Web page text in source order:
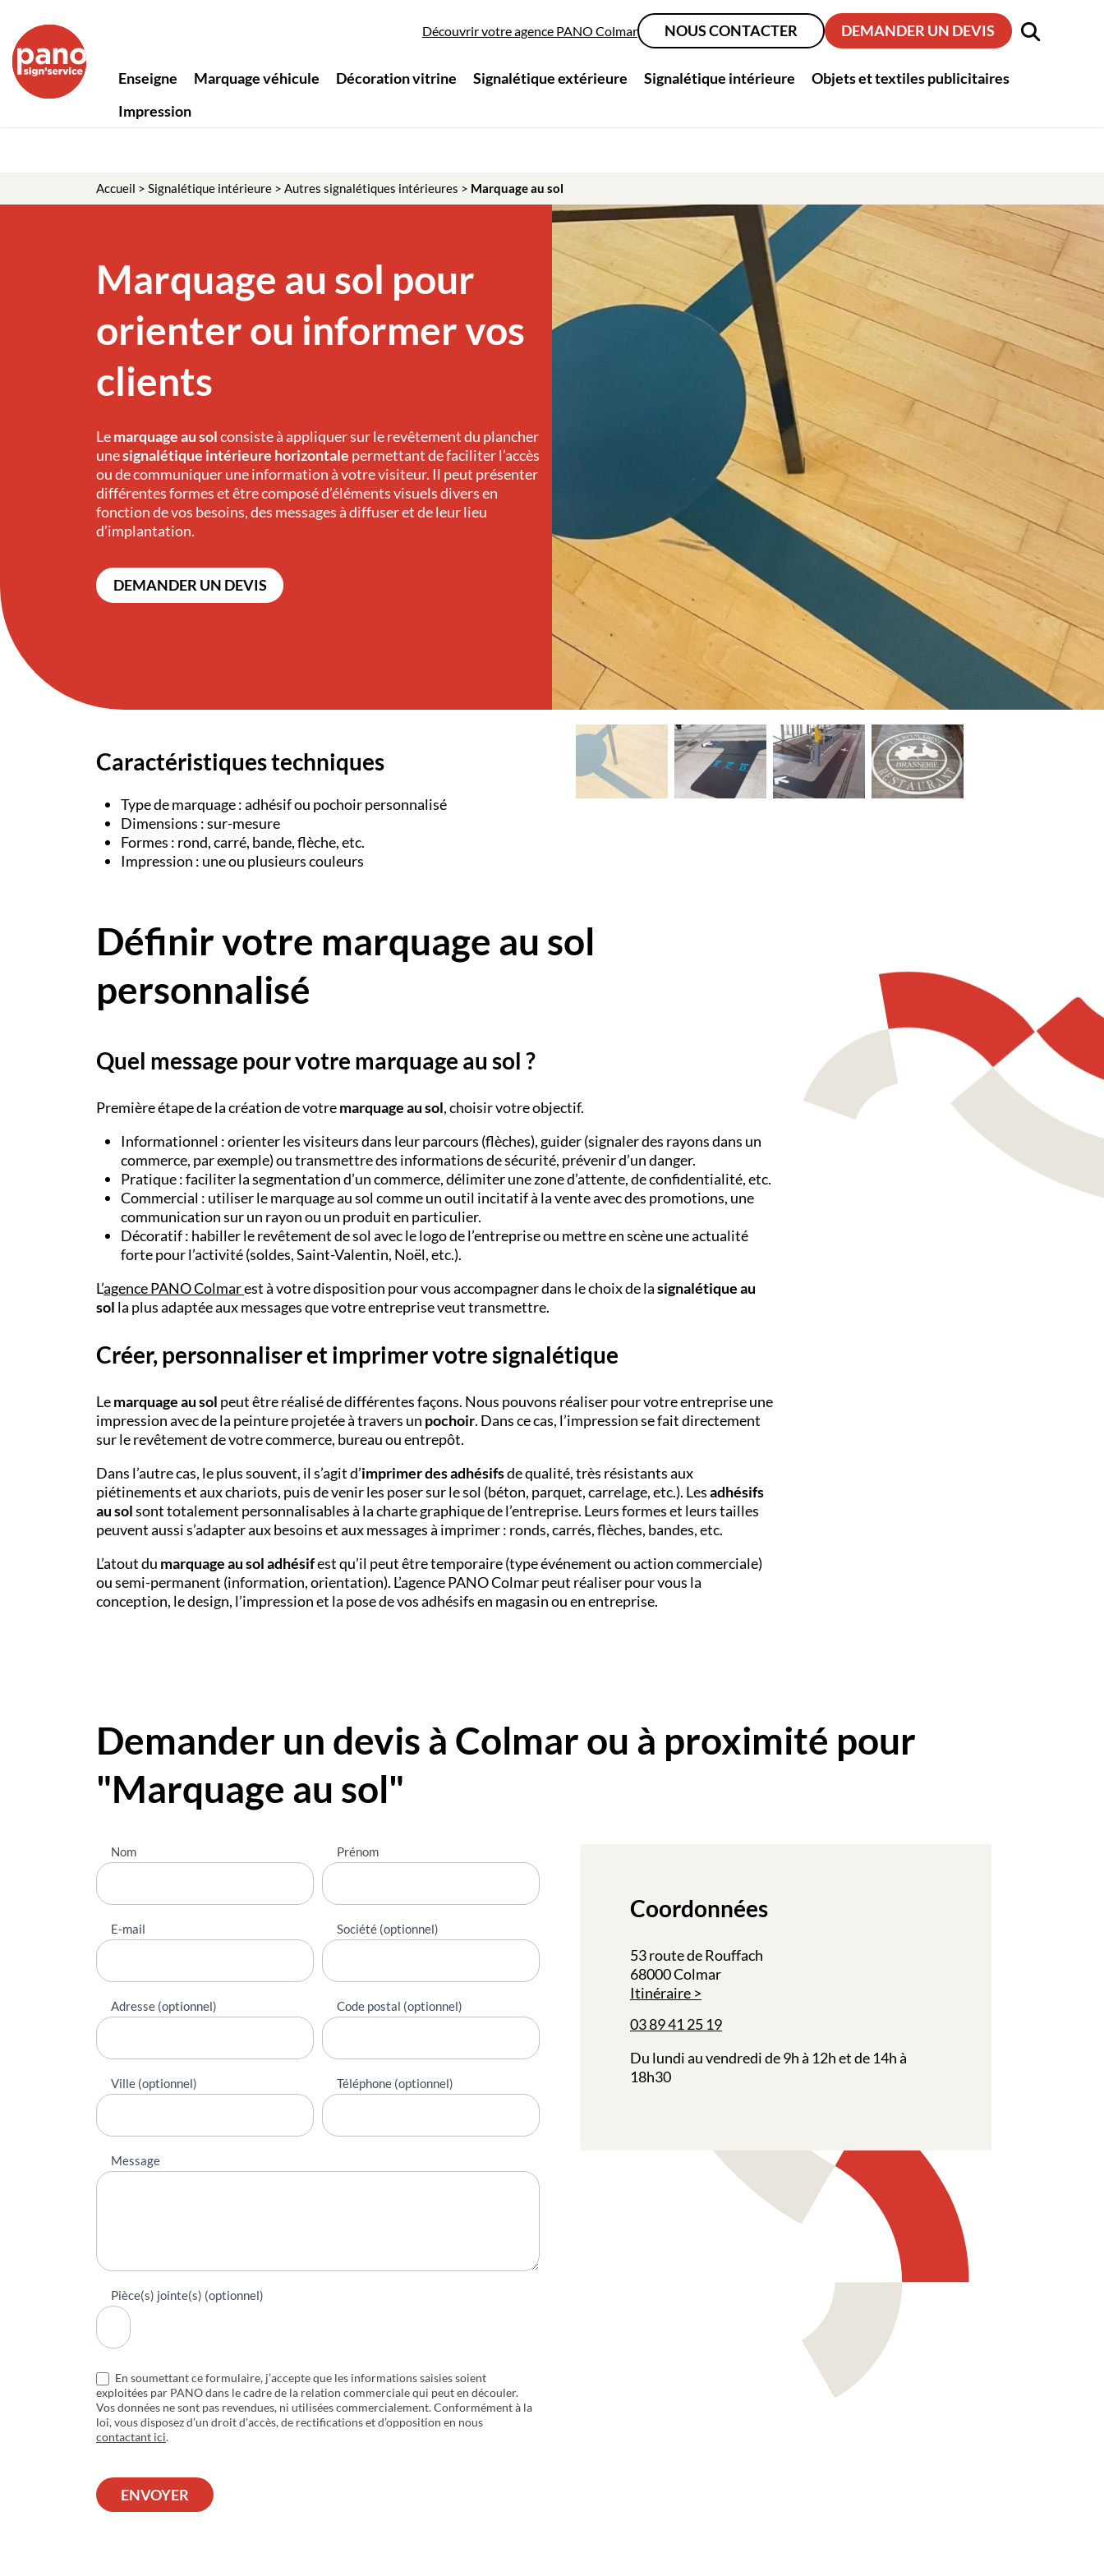
Enseigne Marquage véhicule Décoration vitrine Signalétique extérieure Signalétique intérieure
Objets et textiles publicitaires
Impression
Découvrir votre agence PANO Colmar NOUS CONTACTER DEMANDER UN DEVIS
Accueil > Signalétique intérieure > Autres signalétiques intérieures > Marquage au sol
Marquage au sol pour
orienter ou informer vos
clients
Lemarquage au solconsiste à appliquer sur le revêtement du plancher
unesignalétique intérieure horizontale permettant de faciliter l’accès
ou de communiquer une information à votre visiteur. Il peut présenter
différentes formes et être composé d’éléments visuels divers en
fonction de vos besoins, des messages à diffuser et de leur lieu
d’implantation.
DEMANDER UN DEVIS
Caractéristiques techniques
Type de marquage : adhésif ou pochoir personnalisé
Dimensions : sur-mesure
Formes : rond, carré, bande, flèche, etc.
Impression : une ou plusieurs couleurs
Définir votre marquage au sol
personnalisé
Quel message pour votre marquage au sol ?
Première étape de la création de votremarquage au sol, choisir votre objectif.
Informationnel : orienter les visiteurs dans leur parcours (flèches), guider (signaler des rayons dans un
commerce, par exemple) ou transmettre des informations de sécurité, prévenir d’un danger.
Pratique : faciliter la segmentation d’un commerce, délimiter une zone d’attente, de confidentialité, etc.
Commercial : utiliser le marquage au sol comme un outil incitatif à la vente avec des promotions, une
communication sur un rayon ou un produit en particulier.
Décoratif : habiller le revêtement de sol avec le logo de l’entreprise ou mettre en scène une actualité
forte pour l’activité (soldes, Saint-Valentin, Noël, etc.).
L’agence PANOColmarest à votre disposition pour vous accompagner dans le choix de lasignalétique au
sol la plus adaptée aux messages que votre entreprise veut transmettre.
Créer, personnaliser et imprimer votre signalétique
Lemarquage au sol peut être réalisé de différentes façons. Nous pouvons réaliser pour votre entreprise une
impression avec de la peinture projetée à travers un pochoir. Dans ce cas, l’impression se fait directement
sur le revêtement de votre commerce, bureau ou entrepôt.
Dans l’autre cas, le plus souvent, il s’agit d’imprimer des adhésifsde qualité, très résistants aux
piétinements et aux chariots, puis de venir les poser sur le sol (béton, parquet, carrelage, etc.). Lesadhésifs
au solsont totalement personnalisables à la charte graphique de l’entreprise. Leurs formes et leurs tailles
peuvent aussi s’adapter aux besoins et aux messages à imprimer : ronds, carrés, flèches, bandes, etc.
L’atout du marquage au sol adhésifest qu’il peut être temporaire (type événement ou action commerciale)
ou semi-permanent (information, orientation). L’agence PANOColmarpeut réaliser pour vous la
conception, le design, l’impression et la pose de vos adhésifs en magasin ou en entreprise.
Demander un devis à Colmar ou à proximité pour
"Marquage au sol"
Nous
contacter
Nom Prénom
E-mail Société (optionnel)
Adresse (optionnel) Code postal (optionnel)
Ville (optionnel) Téléphone (optionnel)
Message
Pièce(s) jointe(s) (optionnel)
En soumettant ce formulaire, j’accepte que les informations saisies soient
exploitées par PANO dans le cadre de la relation commerciale qui peut en découler.
Vos données ne sont pas revendues, ni utilisées commercialement. Conformément à la
loi, vous disposez d’un droit d’accès, de rectifications et d’opposition en nous
contactant ici.
ENVOYER
Coordonnées
53 route de Rouffach
68000 Colmar
Itinéraire
03 89 41 25 19
Du lundi au vendredi de 9h à 12h et de 14h à
18h30